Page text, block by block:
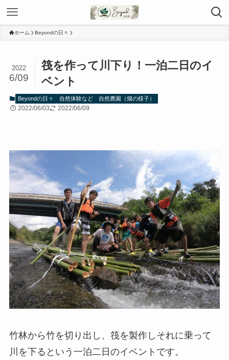
ホーム Beyondの日々
筏を作って川下り！一泊二日のイ
ベント
2022
6/09
Beyondの日々 自然体験など 自然農園（畑の様子）
2022/06/03 2022/06/09
竹林から竹を切り出し、筏を製作しそれに乗って
川を下るという一泊二日のイベントです。